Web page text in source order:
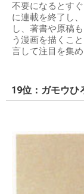
不要になるとす
に連載を終了し
し、著書や原稿
う漫画を描くこ
言して注目を集め
19位：ガモウひ